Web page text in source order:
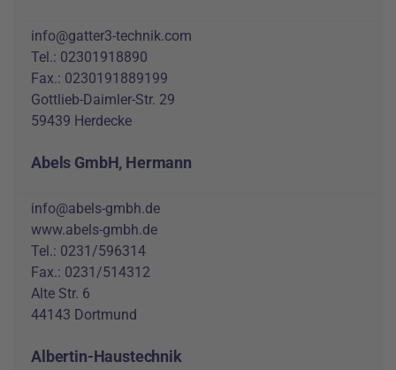
info@gatter3-technik.com
Tel.: 02301918890
Fax.: 0230191889199
Gottlieb-Daimler-Str. 29
59439 Herdecke
Abels GmbH, Hermann
info@abels-gmbh.de
www.abels-gmbh.de
Tel.: 0231/596314
Fax.: 0231/514312
Alte Str. 6
44143 Dortmund
Albertin-Haustechnik